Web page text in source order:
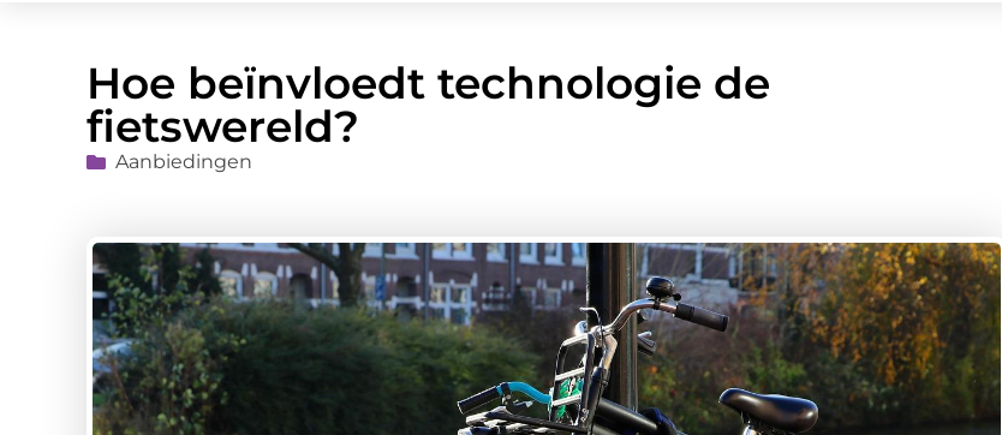
Hoe beïnvloedt technologie de
fietswereld?
Aanbiedingen